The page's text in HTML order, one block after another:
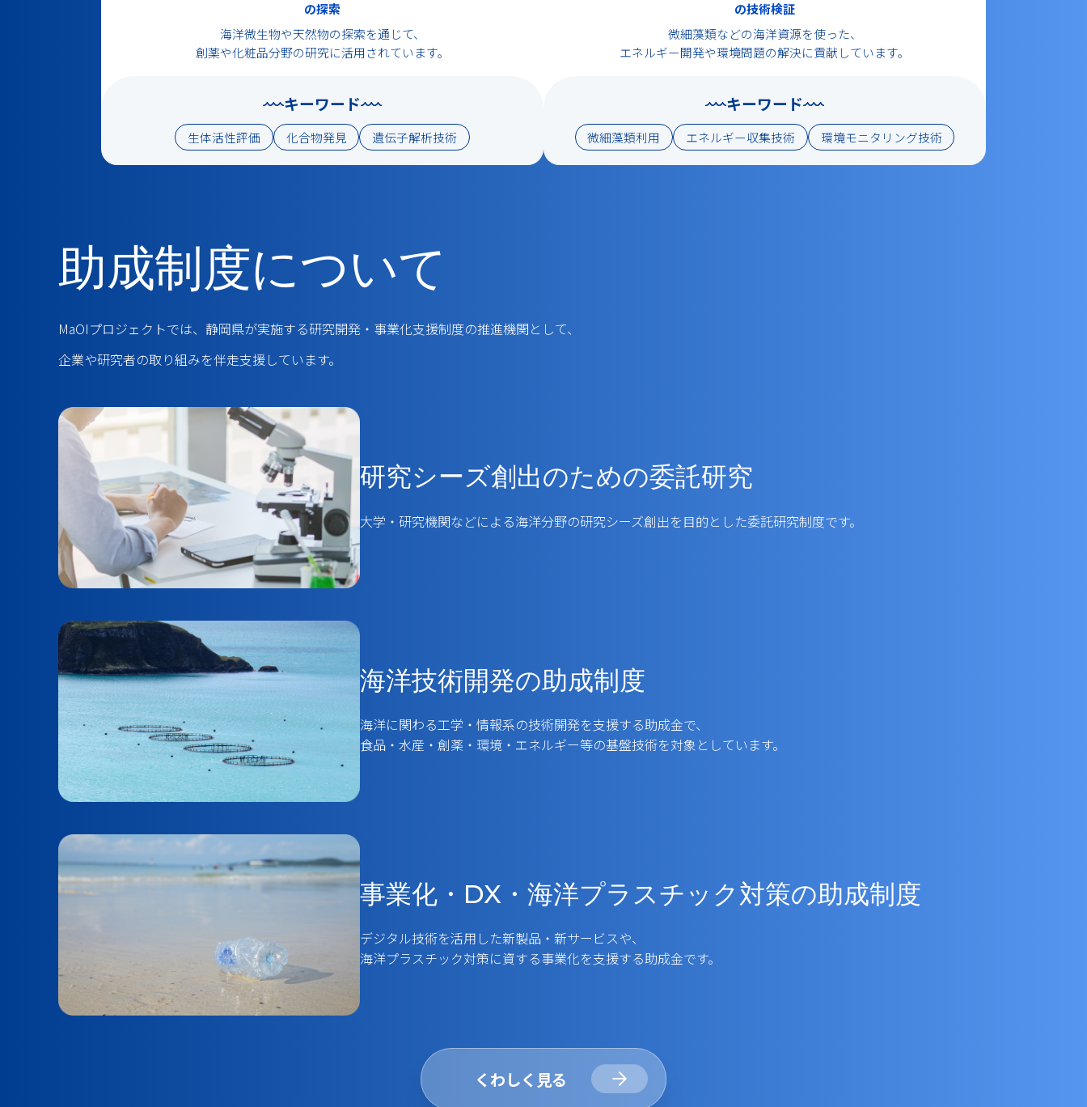
の探索
海洋微生物や天然物の探索を通じて、
創薬や化粧品分野の研究に活用されています。
キーワード
生体活性評価 化合物発見 遺伝子解析技術
の技術検証
微細藻類などの海洋資源を使った、
エネルギー開発や環境問題の解決に貢献しています。
キーワード
微細藻類利用 エネルギー収集技術 環境モニタリング技術
助成制度について
MaOIプロジェクトでは、静岡県が実施する研究開発・事業化支援制度の推進機関として、
企業や研究者の取り組みを伴走支援しています。
研究シーズ創出のための委託研究
大学・研究機関などによる海洋分野の研究シーズ創出を目的とした委託研究制度です。
海洋技術開発の助成制度
海洋に関わる工学・情報系の技術開発を支援する助成金で、
食品・水産・創薬・環境・エネルギー等の基盤技術を対象としています。
事業化・DX・海洋プラスチック対策の助成制度
デジタル技術を活用した新製品・新サービスや、
海洋プラスチック対策に資する事業化を支援する助成金です。
くわしく見る